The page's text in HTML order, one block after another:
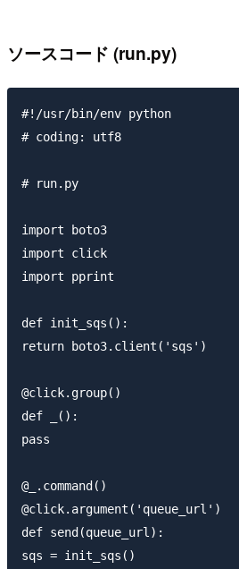
ソースコード (run.py)
#!/usr/bin/env python
# coding: utf8
# run.py
import boto3
import click
import pprint
def init_sqs():
return boto3.client('sqs')
@click.group()
def _():
pass
@_.command()
@click.argument('queue_url')
def send(queue_url):
sqs = init_sqs()